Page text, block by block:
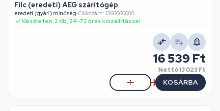
Filc (eredeti) AEG szárítógép
eredeti (gyári) minőség•Cikkszám: 1366060000
Készleten: 2 db, 24-72 órás kiszállítással
16 539 Ft
Nettó13 023 Ft
KOSÁRBA